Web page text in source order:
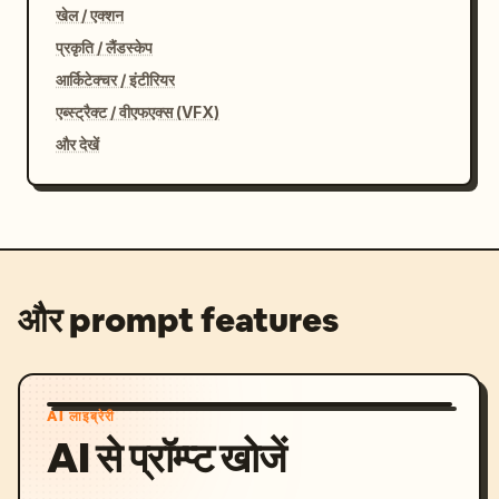
खेल / एक्शन
प्रकृति / लैंडस्केप
आर्किटेक्चर / इंटीरियर
एब्स्ट्रैक्ट / वीएफएक्स (VFX)
और देखें
और prompt features
AI लाइब्रेरी
AI से प्रॉम्प्ट खोजें